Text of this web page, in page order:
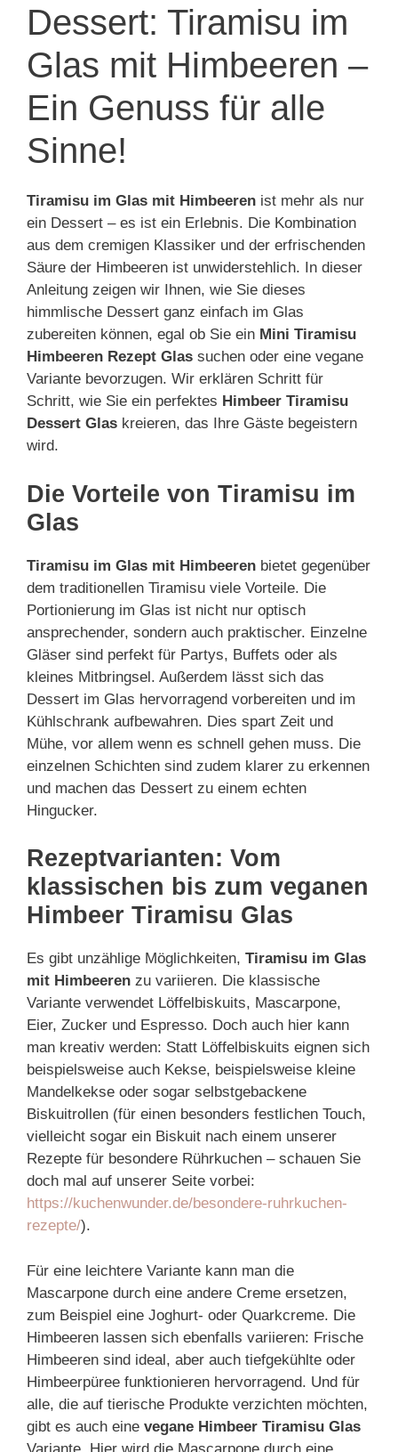
Dessert: Tiramisu im
Glas mit Himbeeren –
Ein Genuss für alle
Sinne!
Tiramisu im Glas mit Himbeeren ist mehr als nur
ein Dessert – es ist ein Erlebnis. Die Kombination
aus dem cremigen Klassiker und der erfrischenden
Säure der Himbeeren ist unwiderstehlich. In dieser
Anleitung zeigen wir Ihnen, wie Sie dieses
himmlische Dessert ganz einfach im Glas
zubereiten können, egal ob Sie ein Mini Tiramisu
Himbeeren Rezept Glas suchen oder eine vegane
Variante bevorzugen. Wir erklären Schritt für
Schritt, wie Sie ein perfektes Himbeer Tiramisu
Dessert Glas kreieren, das Ihre Gäste begeistern
wird.
Die Vorteile von Tiramisu im
Glas
Tiramisu im Glas mit Himbeeren bietet gegenüber
dem traditionellen Tiramisu viele Vorteile. Die
Portionierung im Glas ist nicht nur optisch
ansprechender, sondern auch praktischer. Einzelne
Gläser sind perfekt für Partys, Buffets oder als
kleines Mitbringsel. Außerdem lässt sich das
Dessert im Glas hervorragend vorbereiten und im
Kühlschrank aufbewahren. Dies spart Zeit und
Mühe, vor allem wenn es schnell gehen muss. Die
einzelnen Schichten sind zudem klarer zu erkennen
und machen das Dessert zu einem echten
Hingucker.
Rezeptvarianten: Vom
klassischen bis zum veganen
Himbeer Tiramisu Glas
Es gibt unzählige Möglichkeiten, Tiramisu im Glas
mit Himbeeren zu variieren. Die klassische
Variante verwendet Löffelbiskuits, Mascarpone,
Eier, Zucker und Espresso. Doch auch hier kann
man kreativ werden: Statt Löffelbiskuits eignen sich
beispielsweise auch Kekse, beispielsweise kleine
Mandelkekse oder sogar selbstgebackene
Biskuitrollen (für einen besonders festlichen Touch,
vielleicht sogar ein Biskuit nach einem unserer
Rezepte für besondere Rührkuchen – schauen Sie
doch mal auf unserer Seite vorbei:
https://kuchenwunder.de/besondere-ruhrkuchen-
rezepte/).
Für eine leichtere Variante kann man die
Mascarpone durch eine andere Creme ersetzen,
zum Beispiel eine Joghurt- oder Quarkcreme. Die
Himbeeren lassen sich ebenfalls variieren: Frische
Himbeeren sind ideal, aber auch tiefgekühlte oder
Himbeerpüree funktionieren hervorragend. Und für
alle, die auf tierische Produkte verzichten möchten,
gibt es auch eine vegane Himbeer Tiramisu Glas
Variante. Hier wird die Mascarpone durch eine